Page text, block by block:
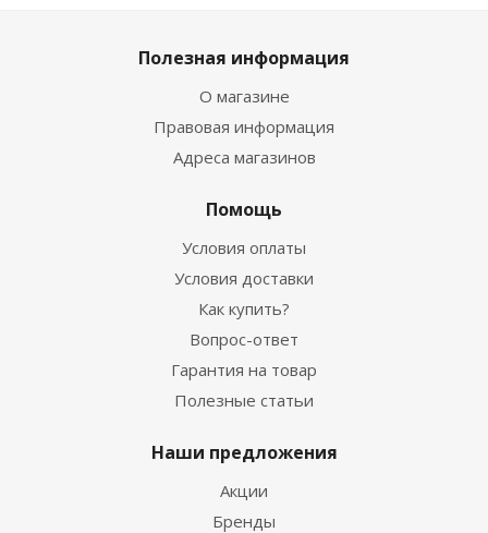
Полезная информация
О магазине
Правовая информация
Адреса магазинов
Помощь
Условия оплаты
Условия доставки
Как купить?
Вопрос-ответ
Гарантия на товар
Полезные статьи
Наши предложения
Акции
Бренды